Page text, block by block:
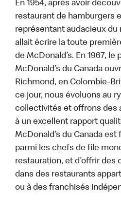
En 1954, après avoir
restaurant de hamburgers
représentant audacieux du
allait écrire la toute
de McDonald’s. En 1967,
McDonald’s du Canada
Richmond, en Colombie-
ce jour, nous évoluons au
collectivités et offrons des
à un excellent rapport
McDonald’s du Canada
parmi les chefs de file
restauration, et d’offrir des
dans des restaurants
ou à des franchisés